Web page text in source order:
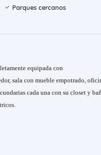
Parques cercanos
equipada con
sala con mueble empotrado,
cada una con su closet y